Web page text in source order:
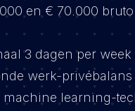
en € 70.000
3 dagen per week
werk-privébalans
learning-